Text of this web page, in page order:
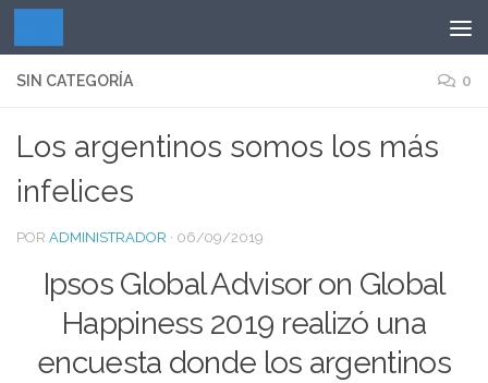
SIN CATEGORÍA 0
Los argentinos somos los más
infelices
POR ADMINISTRADOR · 06/09/2019
Ipsos Global Advisor on Global
Happiness 2019 realizó una
encuesta donde los argentinos